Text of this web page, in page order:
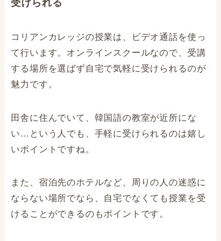
受けられる
コリアンカレッジの授業は、ビデオ通話を使っ
て行います。オンラインスクールなので、受講
する場所を選ばず自宅で気軽に受けられるのが
魅力です。
田舎に住んでいて、韓国語の教室が近所にな
い…という人でも、手軽に受けられるのは嬉し
いポイントですね。
また、宿泊先のホテルなど、周りの人の迷惑に
ならない場所でなら、自宅でなくても授業を受
けることができるのもポイントです。